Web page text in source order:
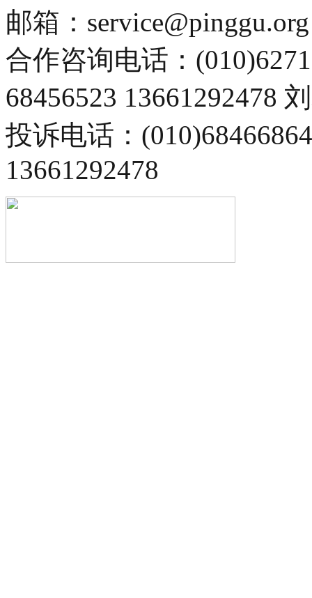
邮箱：service@pinggu.org
合作咨询电话：
68456523 13661292478
投诉电话：
13661292478